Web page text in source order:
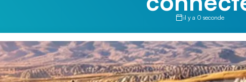
il y a 0 seconde